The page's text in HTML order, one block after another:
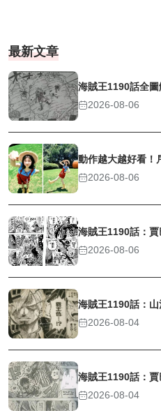
最新文章
海賊王1190話全
2026-08-06
動作越大越好看！
2026-08-06
海賊王1190話：
2026-08-06
海賊王1190話：
2026-08-04
海賊王1190話：
2026-08-04